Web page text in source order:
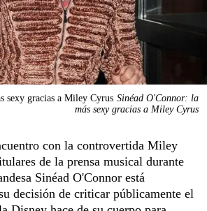
sexy gracias a Miley Cyrus Sinéad O'Connor: la
más sexy gracias a Miley Cyrus
con la controvertida Miley
de la prensa musical durante
Sinéad O'Connor está
decisión de criticar públicamente el